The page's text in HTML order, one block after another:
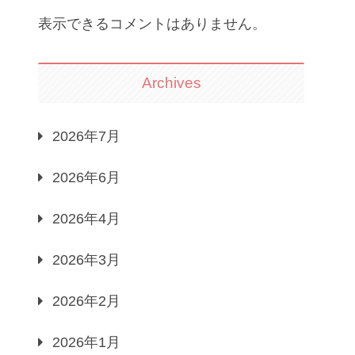
表示できるコメントはありません。
Archives
2026年7月
2026年6月
2026年4月
2026年3月
2026年2月
2026年1月